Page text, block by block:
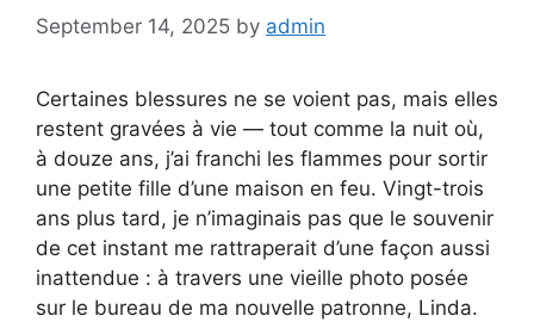
September 14, 2025 by admin
Certaines blessures ne se voient pas, mais elles
restent gravées à vie — tout comme la nuit où,
à douze ans, j’ai franchi les flammes pour sortir
une petite fille d’une maison en feu. Vingt-trois
ans plus tard, je n’imaginais pas que le souvenir
de cet instant me rattraperait d’une façon aussi
inattendue : à travers une vieille photo posée
sur le bureau de ma nouvelle patronne, Linda.